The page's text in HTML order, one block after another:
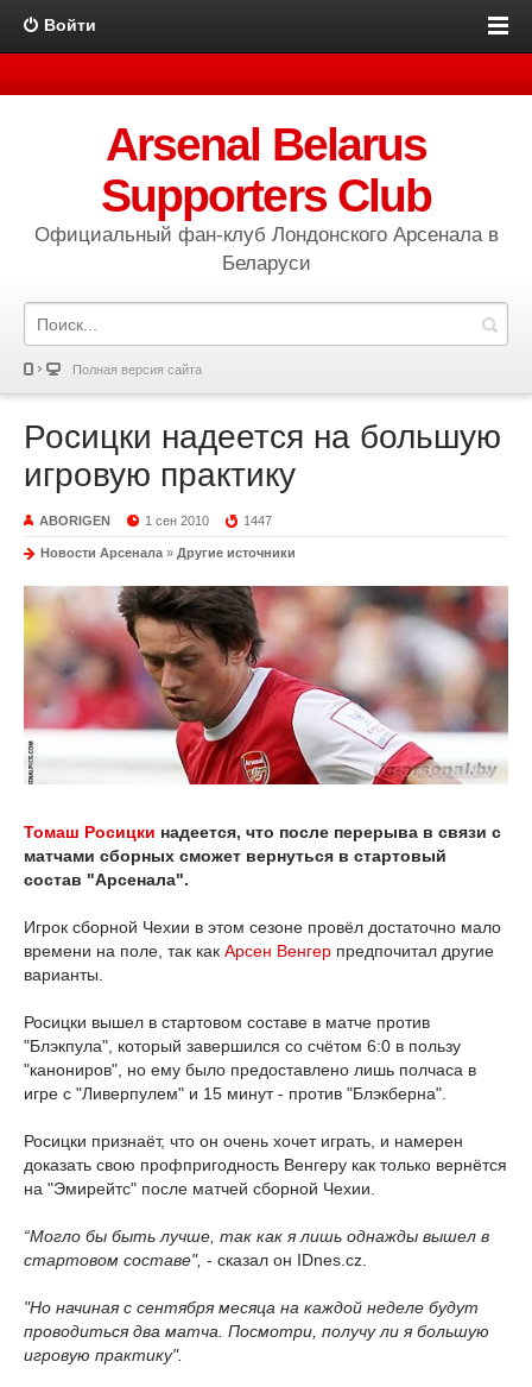
Войти
Arsenal Belarus
Supporters Club
Официальный фан-клуб Лондонского Арсенала в
Беларуси
Полная версия сайта
Росицки надеется на большую
игровую практику
ABORIGEN 1 сен 2010 1447
Новости Арсенала » Другие источники
Томаш Росицки надеется, что после перерыва в связи с
матчами сборных сможет вернуться в стартовый
состав "Арсенала".
Игрок сборной Чехии в этом сезоне провёл достаточно мало
времени на поле, так как Арсен Венгер предпочитал другие
варианты.
Росицки вышел в стартовом составе в матче против
"Блэкпула", который завершился со счётом 6:0 в пользу
"канониров", но ему было предоставлено лишь полчаса в
игре с "Ливерпулем" и 15 минут - против "Блэкберна".
Росицки признаёт, что он очень хочет играть, и намерен
доказать свою профпригодность Венгеру как только вернётся
на "Эмирейтс" после матчей сборной Чехии.
“Могло бы быть лучше, так как я лишь однажды вышел в
стартовом составе", - сказал он IDnes.cz.
"Но начиная с сентября месяца на каждой неделе будут
проводиться два матча. Посмотри, получу ли я большую
игровую практику".